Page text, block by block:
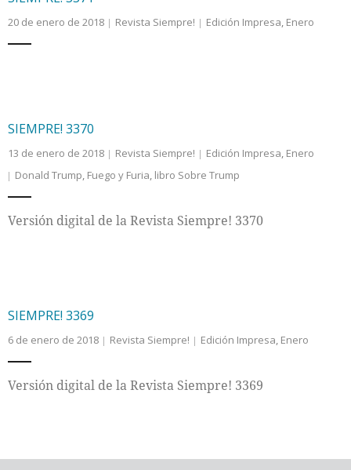
20 de enero de 2018 Revista Siempre! Edición Impresa, Enero
SIEMPRE! 3370
13 de enero de 2018 Revista Siempre! Edición Impresa, Enero
Donald Trump, Fuego y Furia, libro Sobre Trump
Versión digital de la Revista Siempre! 3370
SIEMPRE! 3369
6 de enero de 2018 Revista Siempre! Edición Impresa, Enero
Versión digital de la Revista Siempre! 3369